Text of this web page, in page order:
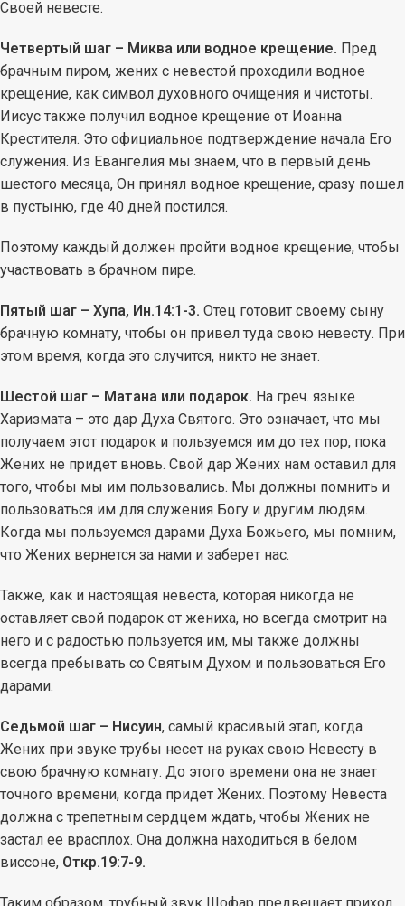
Своей невесте.
Четвертый шаг – Миква или водное крещение. Пред
брачным пиром, жених с невестой проходили водное
крещение, как символ духовного очищения и чистоты.
Иисус также получил водное крещение от Иоанна
Крестителя. Это официальное подтверждение начала Его
служения. Из Евангелия мы знаем, что в первый день
шестого месяца, Он принял водное крещение, сразу пошел
в пустыню, где 40 дней постился.
Поэтому каждый должен пройти водное крещение, чтобы
участвовать в брачном пире.
Пятый шаг – Хупа, Ин.14:1-3. Отец готовит своему сыну
брачную комнату, чтобы он привел туда свою невесту. При
этом время, когда это случится, никто не знает.
Шестой шаг – Матана или подарок. На греч. языке
Харизмата – это дар Духа Святого. Это означает, что мы
получаем этот подарок и пользуемся им до тех пор, пока
Жених не придет вновь. Свой дар Жених нам оставил для
того, чтобы мы им пользовались. Мы должны помнить и
пользоваться им для служения Богу и другим людям.
Когда мы пользуемся дарами Духа Божьего, мы помним,
что Жених вернется за нами и заберет нас.
Также, как и настоящая невеста, которая никогда не
оставляет свой подарок от жениха, но всегда смотрит на
него и с радостью пользуется им, мы также должны
всегда пребывать со Святым Духом и пользоваться Его
дарами.
Седьмой шаг – Нисуин, самый красивый этап, когда
Жених при звуке трубы несет на руках свою Невесту в
свою брачную комнату. До этого времени она не знает
точного времени, когда придет Жених. Поэтому Невеста
должна с трепетным сердцем ждать, чтобы Жених не
застал ее врасплох. Она должна находиться в белом
виссоне, Откр.19:7-9.